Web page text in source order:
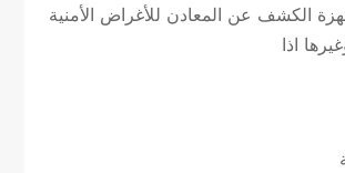
الكشف عن المعادن للأغراض الأمنية
اذا